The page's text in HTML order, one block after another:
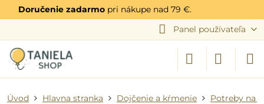
Doručenie zadarmo pri nákupe nad 79 €.
Panel používateľa
Úvod Hlavna stranka Dojčenie a kŕmenie Potreby na